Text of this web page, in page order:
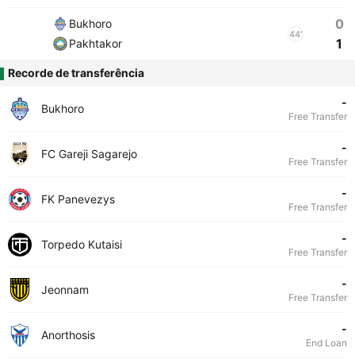
Bukhoro
Pakhtakor
44'
0
1
Recorde de transferência
Bukhoro -
Free Transfer
FC Gareji Sagarejo -
Free Transfer
FK Panevezys -
Free Transfer
Torpedo Kutaisi -
Free Transfer
Jeonnam -
Free Transfer
Anorthosis -
End Loan